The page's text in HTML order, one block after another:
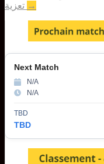
→
Next Match
N/A
N/A
TBD
TBD